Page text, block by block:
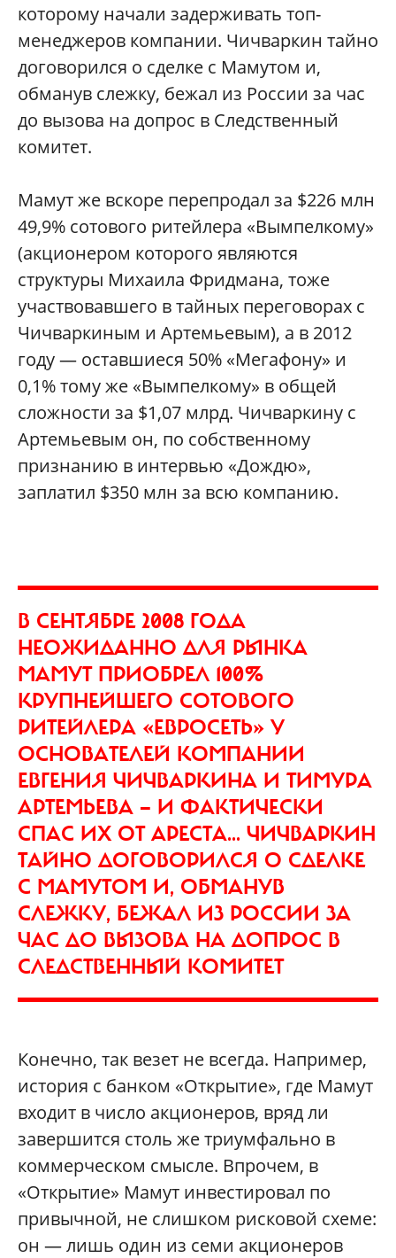
которому начали задерживать топ-
менеджеров компании. Чичваркин тайно
договорился о сделке с Мамутом и,
обманув слежку, бежал из России за час
до вызова на допрос в Следственный
комитет.
Мамут же вскоре перепродал за $226 млн
49,9% сотового ритейлера «Вымпелкому»
(акционером которого являются
структуры Михаила Фридмана, тоже
участвовавшего в тайных переговорах с
Чичваркиным и Артемьевым), а в 2012
году — оставшиеся 50% «Мегафону» и
0,1% тому же «Вымпелкому» в общей
сложности за $1,07 млрд. Чичваркину с
Артемьевым он, по собственному
признанию в интервью «Дождю»,
заплатил $350 млн за всю компанию.
В СЕНТЯБРЕ 2008 ГОДА
НЕОЖИДАННО ДЛЯ РЫНКА
МАМУТ ПРИОБРЕЛ 100%
КРУПНЕЙШЕГО СОТОВОГО
РИТЕЙЛЕРА «ЕВРОСЕТЬ» У
ОСНОВАТЕЛЕЙ КОМПАНИИ
ЕВГЕНИЯ ЧИЧВАРКИНА И ТИМУРА
АРТЕМЬЕВА — И ФАКТИЧЕСКИ
СПАС ИХ ОТ АРЕСТА... ЧИЧВАРКИН
ТАЙНО ДОГОВОРИЛСЯ О СДЕЛКЕ
С МАМУТОМ И, ОБМАНУВ
СЛЕЖКУ, БЕЖАЛ ИЗ РОССИИ ЗА
ЧАС ДО ВЫЗОВА НА ДОПРОС В
СЛЕДСТВЕННЫЙ КОМИТЕТ
Конечно, так везет не всегда. Например,
история с банком «Открытие», где Мамут
входит в число акционеров, вряд ли
завершится столь же триумфально в
коммерческом смысле. Впрочем, в
«Открытие» Мамут инвестировал по
привычной, не слишком рисковой схеме:
он — лишь один из семи акционеров